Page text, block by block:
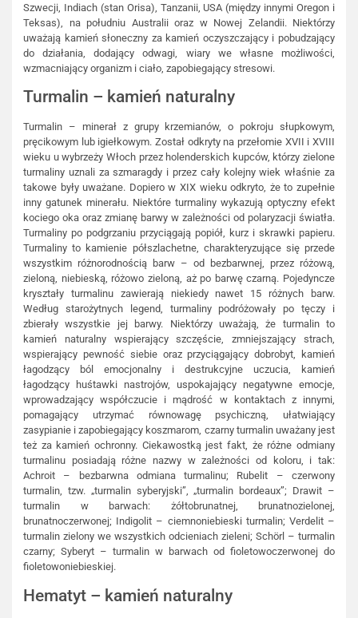
Szwecji, Indiach (stan Orisa), Tanzanii, USA (między innymi Oregon i
Teksas), na południu Australii oraz w Nowej Zelandii. Niektórzy
uważają kamień słoneczny za kamień oczyszczający i pobudzający
do działania, dodający odwagi, wiary we własne możliwości,
wzmacniający organizm i ciało, zapobiegający stresowi.
Turmalin – kamień naturalny
Turmalin – minerał z grupy krzemianów, o pokroju słupkowym,
pręcikowym lub igiełkowym. Został odkryty na przełomie XVII i XVIII
wieku u wybrzeży Włoch przez holenderskich kupców, którzy zielone
turmaliny uznali za szmaragdy i przez cały kolejny wiek właśnie za
takowe były uważane. Dopiero w XIX wieku odkryto, że to zupełnie
inny gatunek minerału. Niektóre turmaliny wykazują optyczny efekt
kociego oka oraz zmianę barwy w zależności od polaryzacji światła.
Turmaliny po podgrzaniu przyciągają popiół, kurz i skrawki papieru.
Turmaliny to kamienie półszlachetne, charakteryzujące się przede
wszystkim różnorodnością barw – od bezbarwnej, przez różową,
zieloną, niebieską, różowo zieloną, aż po barwę czarną. Pojedyncze
kryształy turmalinu zawierają niekiedy nawet 15 różnych barw.
Według starożytnych legend, turmaliny podróżowały po tęczy i
zbierały wszystkie jej barwy. Niektórzy uważają, że turmalin to
kamień naturalny wspierający szczęście, zmniejszający strach,
wspierający pewność siebie oraz przyciągający dobrobyt, kamień
łagodzący ból emocjonalny i destrukcyjne uczucia, kamień
łagodzący huśtawki nastrojów, uspokajający negatywne emocje,
wprowadzający współczucie i mądrość w kontaktach z innymi,
pomagający utrzymać równowagę psychiczną, ułatwiający
zasypianie i zapobiegający koszmarom, czarny turmalin uważany jest
też za kamień ochronny. Ciekawostką jest fakt, że różne odmiany
turmalinu posiadają różne nazwy w zależności od koloru, i tak:
Achroit – bezbarwna odmiana turmalinu; Rubelit – czerwony
turmalin, tzw. „turmalin syberyjski”, „turmalin bordeaux”; Drawit –
turmalin w barwach: żółtobrunatnej, brunatnozielonej,
brunatnoczerwonej; Indigolit – ciemnoniebieski turmalin; Verdelit –
turmalin zielony we wszystkich odcieniach zieleni; Schörl – turmalin
czarny; Syberyt – turmalin w barwach od fioletowoczerwonej do
fioletowoniebieskiej.
Hematyt – kamień naturalny